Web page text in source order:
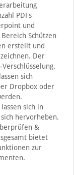
PDFs
und
Schützen
erstellt und
Der
sich
Dropbox oder
sich in
hervorheben.
&
bietet
zur